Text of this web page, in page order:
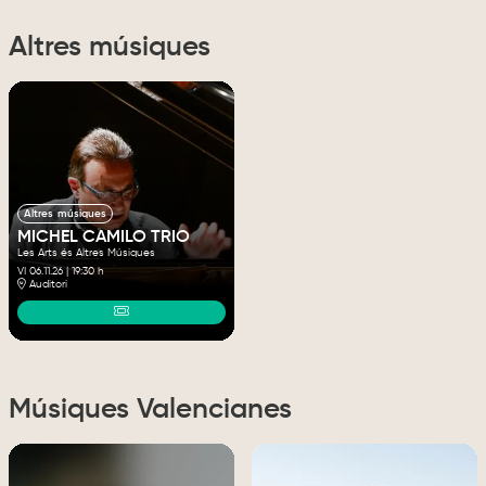
Altres músiques
Altres músiques
MICHEL CAMILO TRIO
Les Arts és Altres Músiques
VI 06.11.26|19:30 h
Auditori
Músiques Valencianes